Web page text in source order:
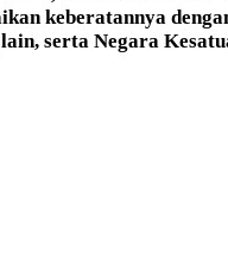
keberatannya
serta Negara